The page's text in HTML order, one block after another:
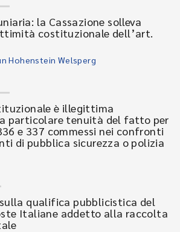
la Cassazione solleva
costituzionale dell’art.
Hohenstein Welsperg
è illegittima
particolare tenuità del fatto per
e 337 commessi nei confronti
di pubblica sicurezza o polizia
sulla qualifica pubblicistica del
Italiane addetto alla raccolta